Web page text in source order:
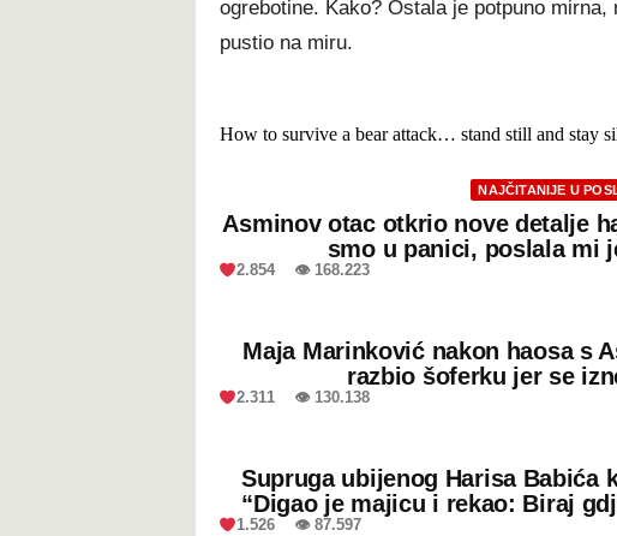
ogrebotine. Kako? Ostala je potpuno
pustio na miru.
How to survive a bear attack… stand still and stay
NAJČITANIJE U
Asminov otac otkrio nove detalje
smo u panici, poslala mi
2.854 👁 168.223
Maja Marinković nakon haosa s
razbio šoferku jer se
2.311 👁 130.138
Supruga ubijenog Harisa Babića
“Digao je majicu i rekao: Biraj
1.526 👁 87.597